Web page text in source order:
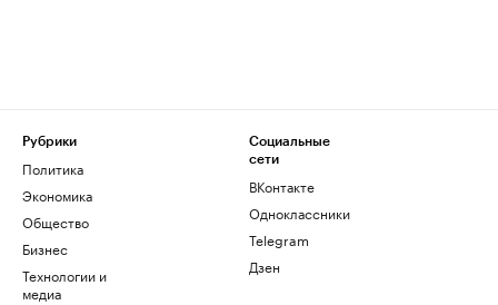
Рубрики
Политика
Экономика
Общество
Бизнес
Технологии и
медиа
Социальные
сети
ВКонтакте
Одноклассники
Telegram
Дзен